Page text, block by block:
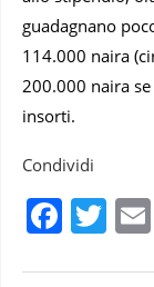
guadagnano
114.000 naira
200.000 naira
insorti.
Condividi